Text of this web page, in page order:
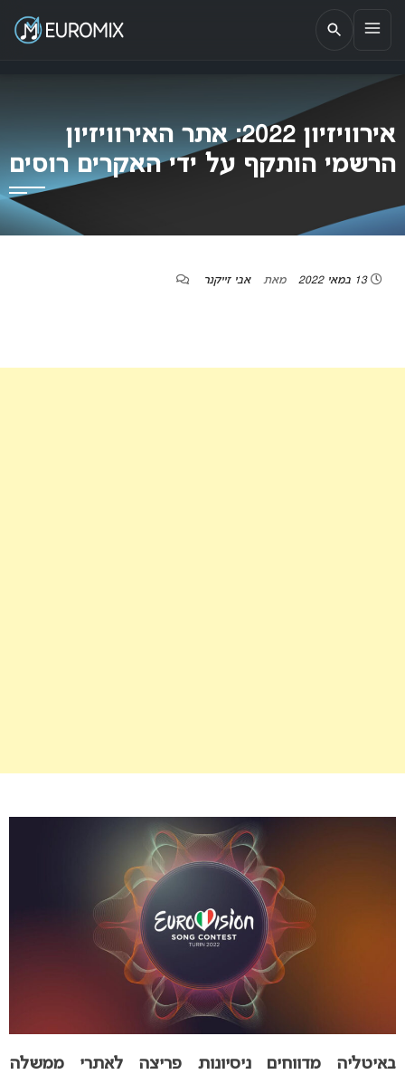
EUROMIX
אתר הבית של האירוויזיון בישראל
אירוויזיון 2022: אתר האירוויזיון
הרשמי הותקף על ידי האקרים רוסים
13 במאי 2022 מאת אבי זייקנר
באיטליה מדווחים ניסיונות פריצה לאתרי ממשלה